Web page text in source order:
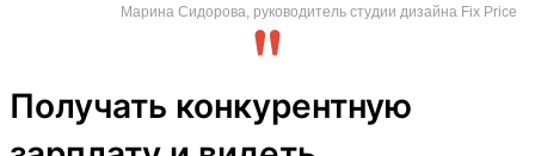
Марина Сидорова, руководитель студии дизайна Fix Price
Получать конкурентную